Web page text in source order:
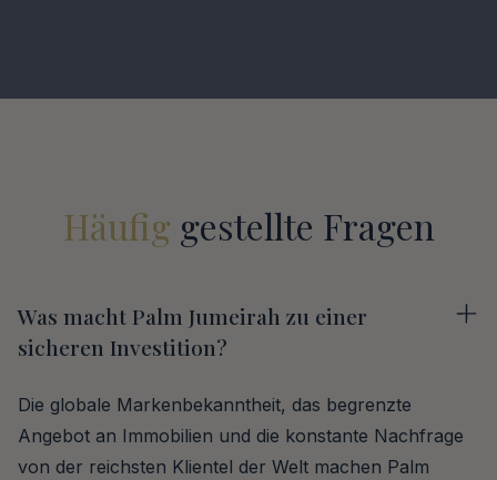
Häufig gestellte Fragen
Was macht Palm Jumeirah zu einer
sicheren Investition?
Die globale Markenbekanntheit, das begrenzte
Angebot an Immobilien und die konstante Nachfrage
von der reichsten Klientel der Welt machen Palm